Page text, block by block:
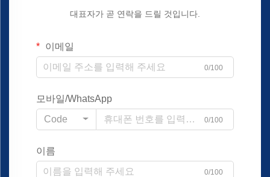
대표자가 곧 연락을 드릴 것입니다.
이메일
0/100
모바일/WhatsApp
Code
0/100
이름
0/100